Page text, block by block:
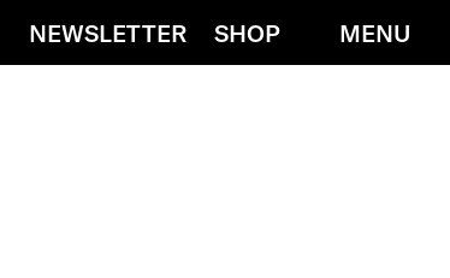
SucheNEWSLETTER SHOP MENU